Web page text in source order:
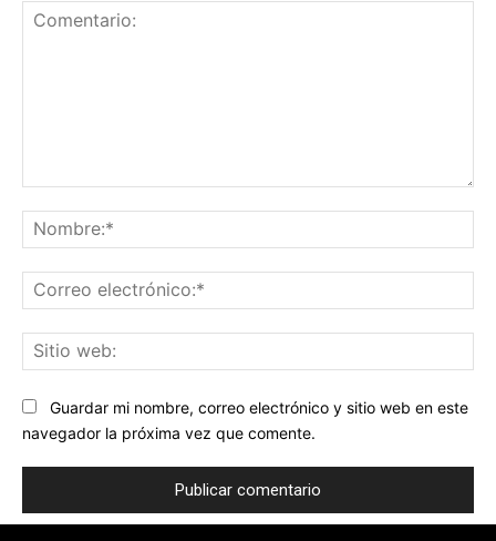
Guardar mi nombre, correo electrónico y sitio web en este
navegador la próxima vez que comente.